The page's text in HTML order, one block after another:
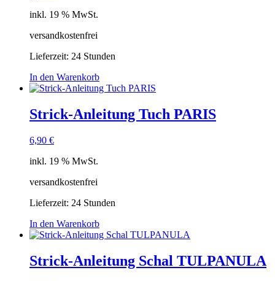
inkl. 19 % MwSt.
versandkostenfrei
Lieferzeit: 24 Stunden
In den Warenkorb
Strick-Anleitung Tuch PARIS
6,90 €
inkl. 19 % MwSt.
versandkostenfrei
Lieferzeit: 24 Stunden
In den Warenkorb
Strick-Anleitung Schal TULPANULA